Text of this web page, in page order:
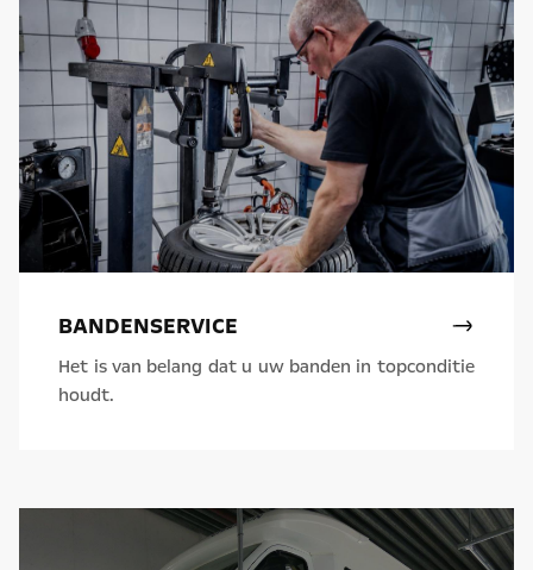
BANDENSERVICE
Het is van belang dat u uw banden in topconditie
houdt.